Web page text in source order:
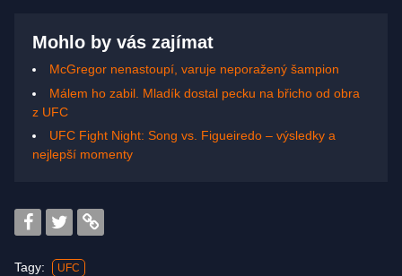
Mohlo by vás zajímat
McGregor nenastoupí, varuje neporažený šampion
Málem ho zabil. Mladík dostal pecku na břicho od obra
z UFC
UFC Fight Night: Song vs. Figueiredo – výsledky a
nejlepší momenty
Tagy: UFC